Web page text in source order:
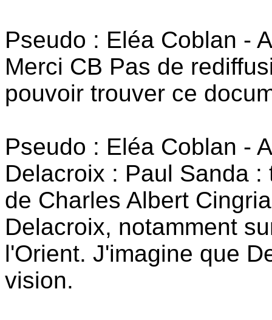
Pseudo : Eléa Coblan -
Merci CB Pas de
pouvoir trouver ce
Pseudo : Eléa Coblan -
Delacroix : Paul Sanda
de Charles Albert
Delacroix, notamment
l'Orient. J'imagine que
vision.